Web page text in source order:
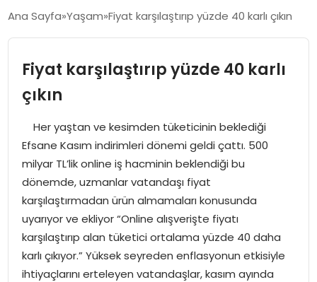
GÜNDEM
EKONOMI
İDEAL SPOR
YAŞAM
MAGAZIN
SAĞLIK
Ana Sayfa Yaşam Fiyat karşılaştırıp yüzde 40 karlı çıkın
Fiyat karşılaştırıp yüzde 40 karlı
çıkın
Her yaştan ve kesimden tüketicinin beklediği
Efsane Kasım indirimleri dönemi geldi çattı. 500
milyar TL’lik online iş hacminin beklendiği bu
dönemde, uzmanlar vatandaşı fiyat
karşılaştırmadan ürün almamaları konusunda
uyarıyor ve ekliyor “Online alışverişte fiyatı
karşılaştırıp alan tüketici ortalama yüzde 40 daha
karlı çıkıyor.” Yüksek seyreden enflasyonun etkisiyle
ihtiyaçlarını erteleyen vatandaşlar, kasım ayında